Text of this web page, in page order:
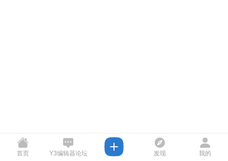
首页 Y3编辑器论坛 发现 我的